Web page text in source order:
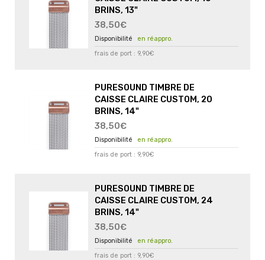
BRINS, 13"
38,50€
en réappro.
frais de port : 9,90€
PURESOUND TIMBRE DE
CAISSE CLAIRE CUSTOM, 20
BRINS, 14"
38,50€
en réappro.
frais de port : 9,90€
PURESOUND TIMBRE DE
CAISSE CLAIRE CUSTOM, 24
BRINS, 14"
38,50€
en réappro.
frais de port : 9,90€